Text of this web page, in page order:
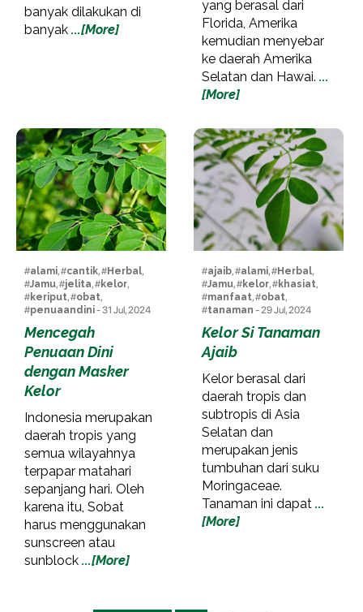
banyak dilakukan di
banyak ...[More]
yang berasal dari
Florida, Amerika
kemudian menyebar
ke daerah Amerika
Selatan dan Hawai. ...
[More]
#alami, #cantik, #Herbal,
#Jamu, #jelita, #kelor,
#keriput, #obat,
#penuaandini- 31 Jul, 2024
Mencegah
Penuaan Dini
dengan Masker
Kelor
Indonesia merupakan
daerah tropis yang
semua wilayahnya
terpapar matahari
sepanjang hari. Oleh
karena itu, Sobat
harus menggunakan
sunscreen atau
sunblock ...[More]
#ajaib, #alami, #Herbal,
#Jamu, #kelor, #khasiat,
#manfaat, #obat,
#tanaman - 29 Jul, 2024
Kelor Si Tanaman
Ajaib
Kelor berasal dari
daerah tropis dan
subtropis di Asia
Selatan dan
merupakan jenis
tumbuhan dari suku
Moringaceae.
Tanaman ini dapat ...
[More]